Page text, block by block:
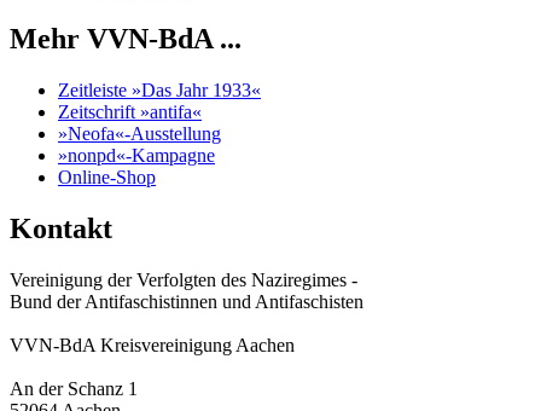
Mehr VVN-BdA ...
Zeitleiste »Das Jahr 1933«
Zeitschrift »antifa«
»Neofa«-Ausstellung
»nonpd«-Kampagne
Online-Shop
Kontakt
Vereinigung der Verfolgten des Naziregimes -
Bund der Antifaschistinnen und Antifaschisten
VVN-BdA Kreisvereinigung Aachen
An der Schanz 1